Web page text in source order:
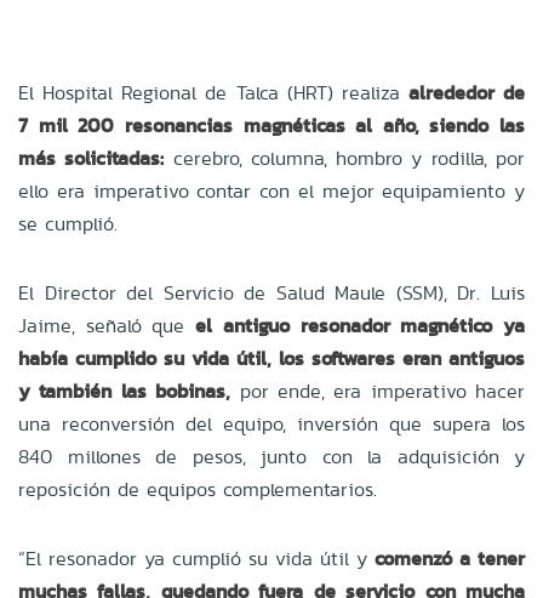
El Hospital Regional de Talca (HRT) realiza alrededor de
7 mil 200 resonancias magnéticas al año, siendo las
más solicitadas: cerebro, columna, hombro y rodilla, por
ello era imperativo contar con el mejor equipamiento y
se cumplió.
El Director del Servicio de Salud Maule (SSM), Dr. Luis
Jaime, señaló queel antiguo resonador magnético ya
había cumplido su vida útil, los softwares eran antiguos
y también las bobinas, por ende, era imperativo hacer
una reconversión del equipo, inversión que supera los
840 millones de pesos, junto con la adquisición y
reposición de equipos complementarios.
“El resonador ya cumplió su vida útil y comenzó a tener
muchas fallas, quedando fuera de servicio con mucha